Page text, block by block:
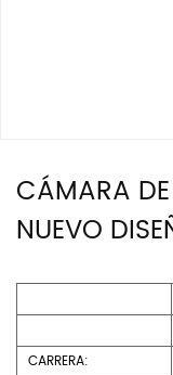
CÁMARA
NUEVO
CARRERA: